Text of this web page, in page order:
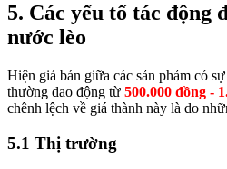
5. Các yếu tố tác động
nước lèo
Hiện giá bán giữa các sản phảm có
thường dao động từ 500.000 đồng -
chênh lệch về giá thành này là do
5.1 Thị trường